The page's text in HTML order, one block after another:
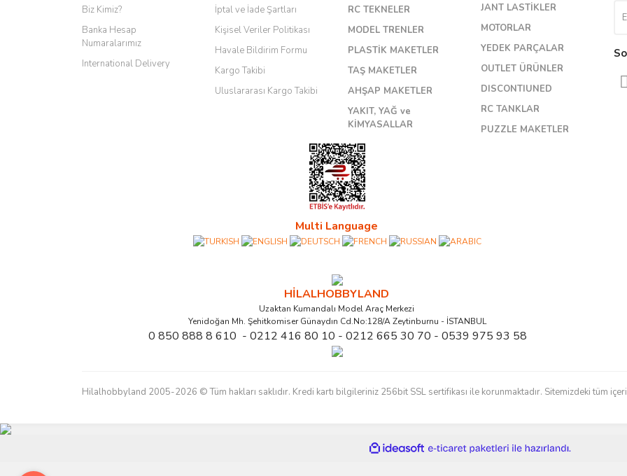
Biz Kimiz?
Banka Hesap
Numaralarımız
International Delivery
İptal ve İade Şartları
Kişisel Veriler Politikası
Havale Bildirim Formu
Kargo Takibi
Uluslararası Kargo Takibi
RC TEKNELER
MODEL TRENLER
PLASTİK MAKETLER
TAŞ MAKETLER
AHŞAP MAKETLER
YAKIT, YAĞ ve
KİMYASALLAR
JANT LASTİKLER
MOTORLAR
YEDEK PARÇALAR
OUTLET ÜRÜNLER
DISCONTIUNED
RC TANKLAR
PUZZLE MAKETLER
Multi Language
HİLALHOBBYLAND
Uzaktan Kumandalı Model Araç Merkezi
Yenidoğan Mh. Şehitkomiser Günaydın Cd.No:128/A Zeytinburnu - İSTANBUL
0 850 888 8 610 - 0212 416 80 10 - 0212 665 30 70 - 0539 975 93 58
Hilalhobbyland 2005-2026 © Tüm hakları saklıdır. Kredi kartı bilgileriniz 256bit SSL sertifikası ile korunmaktadır. Sitemizdeki tüm
ideasoft
e-